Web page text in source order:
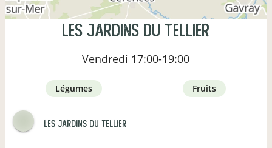
les jardins du Tellier
Vendredi 17:00-19:00
légumes fruits
les jardins du Tellier